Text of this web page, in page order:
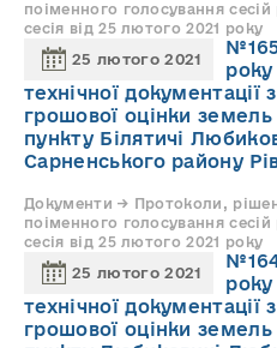
поіменного голосування
сесія від 25 лютого 2021 року
25 лютого 2021
технічної документації
грошової оцінки земель
пункту Білятичі
Сарненського району
Документи → Протоколи,
поіменного голосування
сесія від 25 лютого 2021 року
25 лютого 2021
технічної документації
грошової оцінки земель